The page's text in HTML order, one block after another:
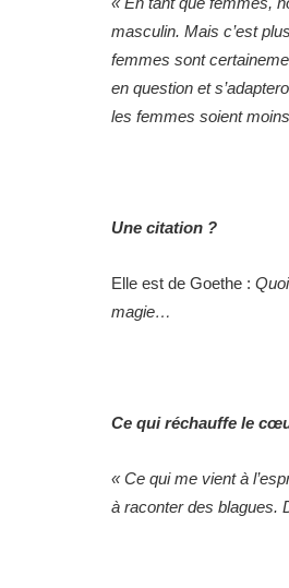
masculin. Mais c’est
femmes sont
en question et
les femmes soient
Une citation ?
Elle est de Goethe :
magie…
Ce qui réchauffe le
« Ce qui me vient à
à raconter des blagues.